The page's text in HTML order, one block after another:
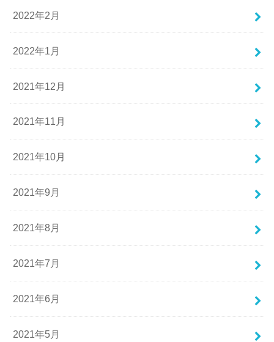
2022年2月
2022年1月
2021年12月
2021年11月
2021年10月
2021年9月
2021年8月
2021年7月
2021年6月
2021年5月